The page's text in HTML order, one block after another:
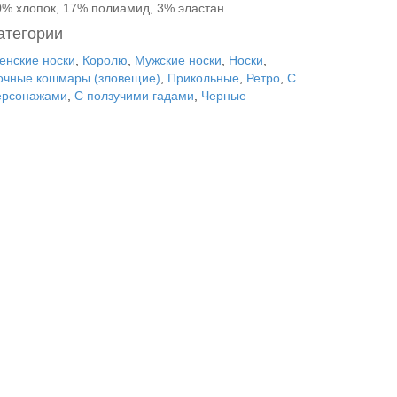
хлопок, 17% полиамид, 3% эластан
носки Королю Мужские носки Носки
кошмары (зловещие)
Прикольные Ретро С
С ползучими гадами Черные